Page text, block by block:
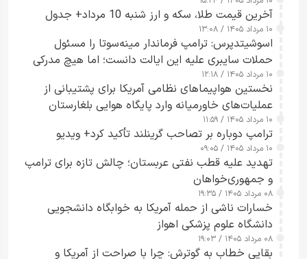
آخرین قیمت طلا، سکه و ارز شنبه 10 مرداد+ جدول
۱۰ مرداد ۱۴۰۵ / ۱۳:۰۸
اسوشیتدپرس: ترامپ فرماندار مینه‌سوتا را مسئول
حملات سایبری علیه این ایالت دانست؛ اما هیچ مدرکی
ارائه نکرد
۱۰ مرداد ۱۴۰۵ / ۱۲:۱۸
نخستین هواپیماهای نظامی آمریکا برای پشتیبانی از
عملیات‌های خاورمیانه وارد پایگاه هوایی بلغارستان
شدند
۱۰ مرداد ۱۴۰۵ / ۱۱:۵۹
ترامپ دوباره بر تصاحب گرینلند تأکید کرد+ ویدیو
۱۰ مرداد ۱۴۰۵ / ۰۹:۰۵
تهدید علیه قطب نفتی عربستان؛ چالش تازه برای ترامپ
و جمهوری‌خواهان
۰۸ مرداد ۱۴۰۵ / ۱۹:۳۵
خسارات ناشی از حمله آمریکا به خوابگاه دانشجویی
دانشگاه علوم پزشکی اهواز
۰۸ مرداد ۱۴۰۵ / ۱۹:۰۳
بقایی خطاب به گوترش: چرا با صراحت از آمریکا و